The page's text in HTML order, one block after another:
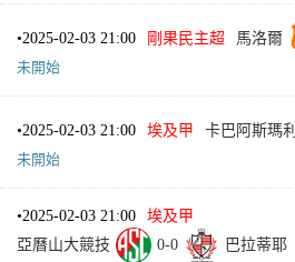
•2025-02-03 21:00 剛果民主超 馬洛爾
未開始
•2025-02-03 21:00 埃及甲 卡巴阿斯瑪利
未開始
•2025-02-03 21:00
埃及甲
亞曆山大競技
0-0 巴拉蒂耶